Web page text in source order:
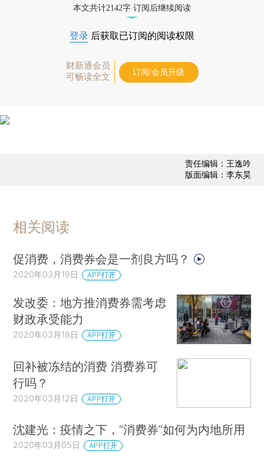
本文共计2142字 订阅后继续阅读
登录 后获取已订阅的阅读权限
财新通会员
可畅读全文
订阅/会员升级
责任编辑：王逸吟
版面编辑：李东昊
相关阅读
促消费，消费券会是一剂良方吗？
2020年03月19日 APP打开
发改委：地方推消费券需考虑
财政承受能力
2020年03月18日 APP打开
回补被冻结的消费 消费券可
行吗？
2020年03月12日 APP打开
沈建光：疫情之下，“消费券”如何为内地所用
2020年03月05日 APP打开